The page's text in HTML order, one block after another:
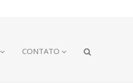
CONTATO